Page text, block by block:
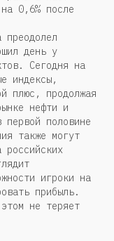
0,6% после
день у
Сегодня на
индексы,
плюс, продолжая
нефти и
половине
также могут
российских
игроки на
прибыль.
не теряет